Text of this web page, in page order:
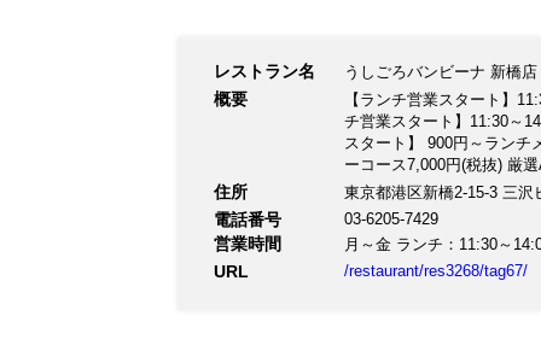
レストラン名 うしごろバンビーナ 新橋店
概要
【ランチ営業スタート】
チ営業スタート】11:30～
スタート】 900円～ランチメ
ーコース7,000円(税抜) 厳
に、厳選A5黒毛和牛の贅
非、当店で素敵な時間をお
住所 東京都港区新橋2-15-3 三沢
電話番号 03-6205-7429
営業時間
URL
/restaurant/res3268/tag67/